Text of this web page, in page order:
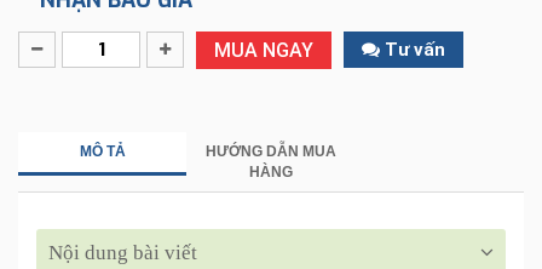
MUA NGAY Tư vấn
MÔ TẢ
HƯỚNG DẪN MUA
HÀNG
Nội dung bài viết